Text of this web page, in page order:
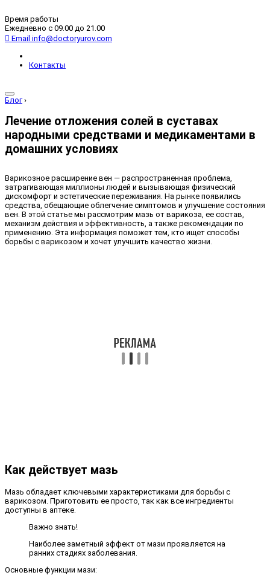
Время работы
Ежедневно с 09.00 до 21.00
Email info@doctoryurov.com
Контакты
Блог ›
Лечение отложения солей в суставах
народными средствами и медикаментами в
домашних условиях
Варикозное расширение вен — распространенная проблема,
затрагивающая миллионы людей и вызывающая физический
дискомфорт и эстетические переживания. На рынке появились
средства, обещающие облегчение симптомов и улучшение состояния
вен. В этой статье мы рассмотрим мазь от варикоза, ее состав,
механизм действия и эффективность, а также рекомендации по
применению. Эта информация поможет тем, кто ищет способы
борьбы с варикозом и хочет улучшить качество жизни.
Как действует мазь
Мазь обладает ключевыми характеристиками для борьбы с
варикозом. Приготовить ее просто, так как все ингредиенты
доступны в аптеке.
Важно знать!
Наиболее заметный эффект от мази проявляется на
ранних стадиях заболевания.
Основные функции мази: